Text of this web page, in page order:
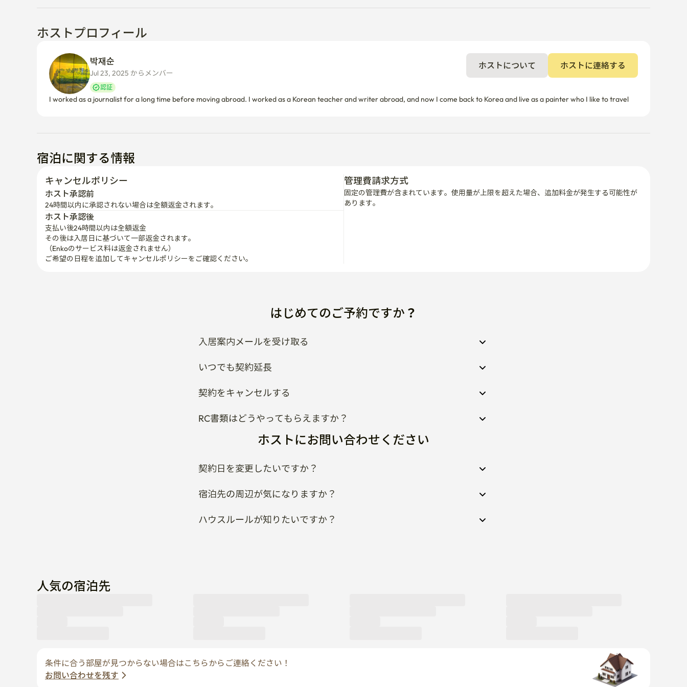
ホストプロフィール
Jul 23, 2025 からメンバー
認証
ホストについて ホストに連絡する
宿泊に関する情報
キャンセルポリシー
ホスト承認前
24時間以内に承認されない場合は全額返金されます。
ホスト承認後
支払い後24時間以内は全額返金
その後は入居日に基づいて一部返金されます。
（Enkoのサービス料は返金されません）
ご希望の日程を追加してキャンセルポリシーをご確認ください。
管理費請求方式
固定の管理費が含まれています。使用量が上限を超えた場合、追加料金が発生する可能性が
あります。
はじめてのご予約ですか？
入居案内メールを受け取る
いつでも契約延長
契約をキャンセルする
RC書類はどうやってもらえますか？
ホストにお問い合わせください
契約日を変更したいですか？
宿泊先の周辺が気になりますか？
ハウスルールが知りたいですか？
人気の宿泊先
条件に合う部屋が見つからない場合はこちらからご連絡ください！
お問い合わせを残す